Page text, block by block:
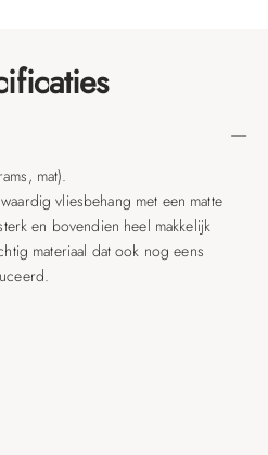
mat).
vliesbehang met een matte
en bovendien heel makkelijk
materiaal dat ook nog eens